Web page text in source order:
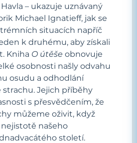
– ukazuje uznávaný
Michael Ignatieff, jak se
situacích napříč
k druhému, aby získali
Kniha O útěše obnovuje
osobnosti našly odvahu
osudu a odhodlání
strachu. Jejich příběhy
s přesvědčením, že
můžeme oživit, když
našeho
století.